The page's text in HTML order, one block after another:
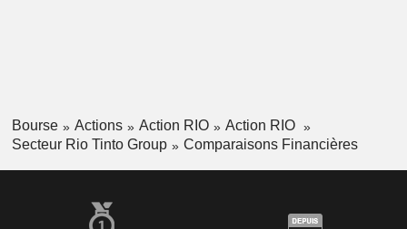
Bourse Actions Action RIO
Action RIO
Secteur Rio Tinto Group
Comparaisons Financières